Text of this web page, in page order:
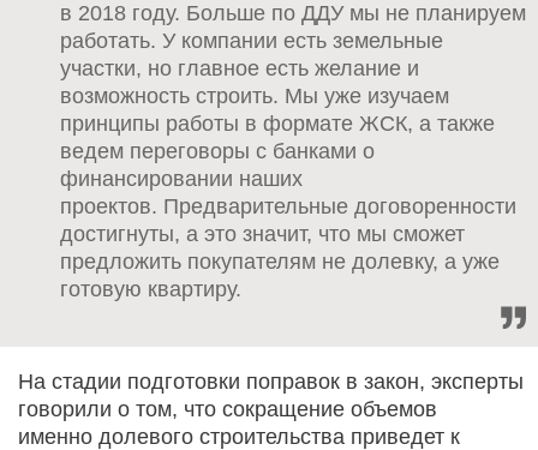
в 2018 году. Больше по ДДУ мы не планируем
работать. У компании есть земельные
участки, но главное есть желание и
возможность строить. Мы уже изучаем
принципы работы в формате ЖСК, а также
ведем переговоры с банками о
финансировании наших
проектов. Предварительные договоренности
достигнуты, а это значит, что мы сможет
предложить покупателям не долевку, а уже
готовую квартиру.
На стадии подготовки поправок в закон, эксперты
говорили о том, что сокращение объемов
именно долевого строительства приведет к